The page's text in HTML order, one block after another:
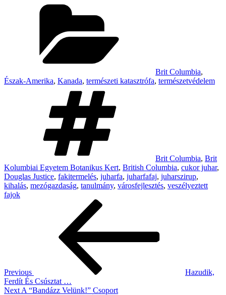
Brit Columbia,
Észak-Amerika, Kanada, természeti katasztrófa, természetvédelem
Brit Columbia, Brit
Kolumbiai Egyetem Botanikus Kert, British Columbia, cukor juhar,
Douglas Justice, fakitermelés, juharfa, juharfafaj, juharszirup,
kihalás, mezógazdaság, tanulmány, városfejlesztés, veszélyeztett
fajok
Previous
Hazudik,
Ferdít És Csúsztat …
Next
Next A “Bandázz Velünk!” Csoport